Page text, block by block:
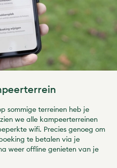
sommige terreinen heb je
we alle kampeerterreinen
wifi. Precies genoeg om
te betalen via je
weer offline genieten van je